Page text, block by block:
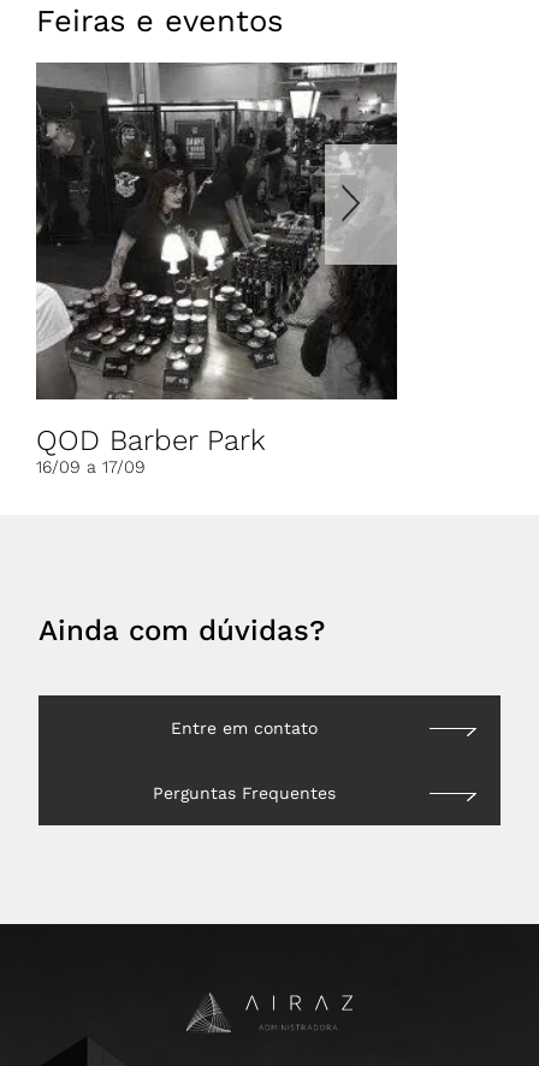
Feiras e eventos
QOD Barber Park
16/09 a 17/09
Ainda com dúvidas?
Entre em contato
Perguntas Frequentes